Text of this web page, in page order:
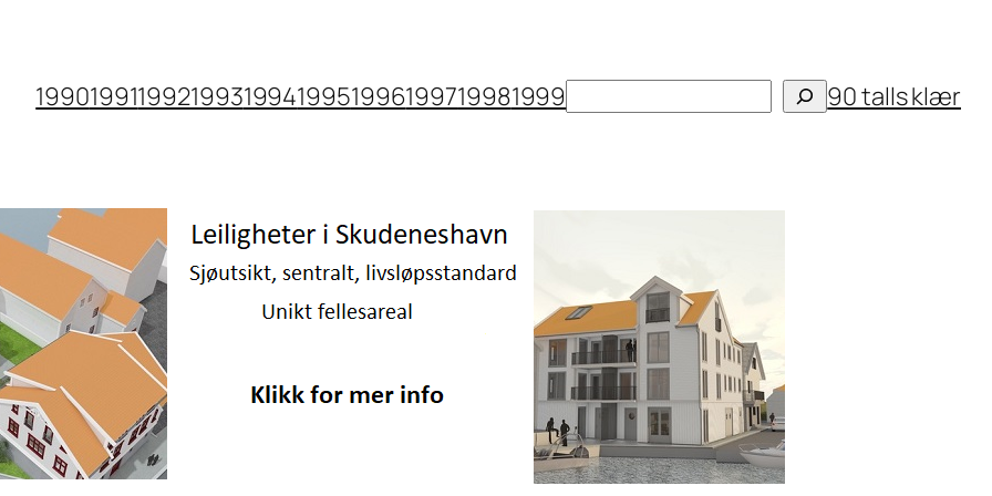
1990199119921993199419951996199719981999 90 talls klær